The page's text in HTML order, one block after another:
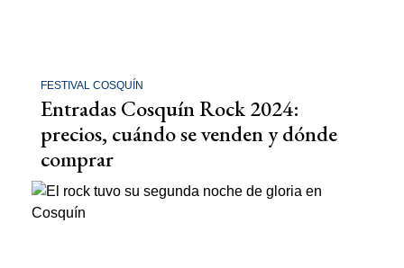
FESTIVAL COSQUÍN
Entradas Cosquín Rock 2024:
precios, cuándo se venden y dónde
comprar